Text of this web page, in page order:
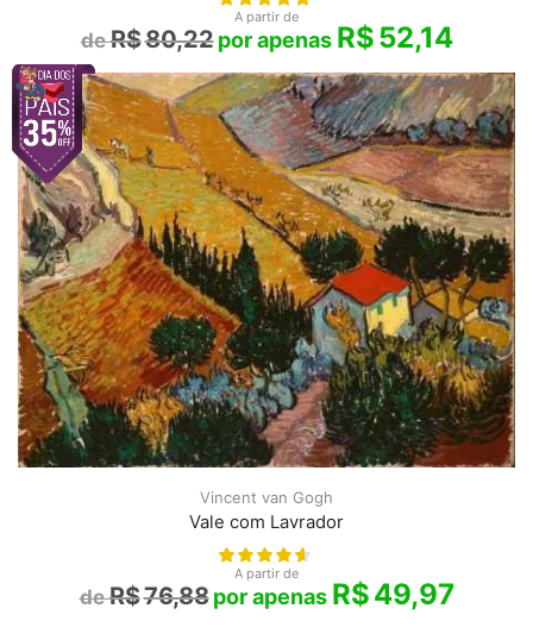
A partir de
R$80,22 R$52,14
Vincent van Gogh
Vale com Lavrador
A partir de
R$76,88 R$49,97